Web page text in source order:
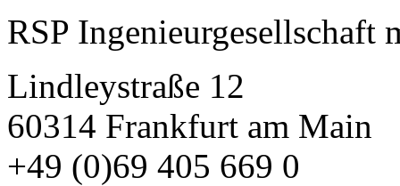
RSP Ingenieurgesellschaft
Lindleystraße 12
60314 Frankfurt am Main
+49 (0)69 405 669 0